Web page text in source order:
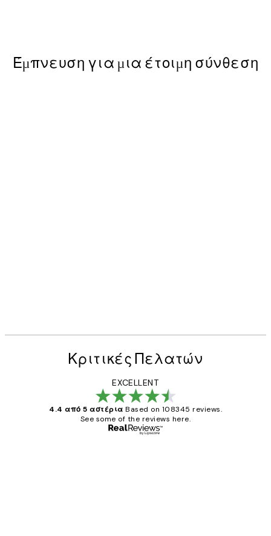
Έμπνευση για μια έτοιμη σύνθεση
Κριτικές Πελατών
EXCELLENT
4.4 από 5 αστέρια Based on 108345 reviews.
See some of the reviews here.